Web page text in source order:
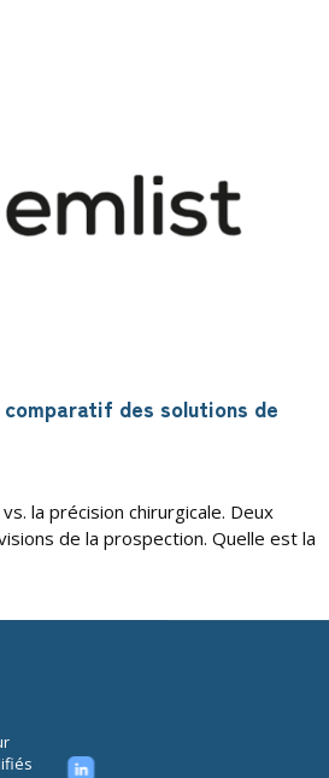
des solutions de
la précision chirurgicale. Deux
de la prospection. Quelle est la